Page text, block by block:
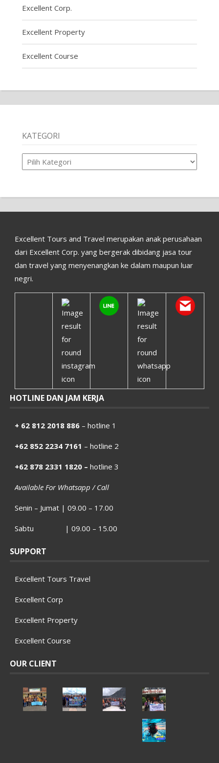
Excellent Corp.
Excellent Property
Excellent Course
KATEGORI
Kategori
Excellent Tours and Travel merupakan anak perusahaan
dari Excellent Corp. yang bergerak dibidang jasa tour
dan travel yang menyenangkan ke dalam maupun luar
negri.
HOTLINE DAN JAM KERJA
+ 62 812 2018 886 – hotline 1
+62 852 2234 7161 – hotline 2
+62 878 2331 1820 – hotline 3
Available For Whatsapp / Call
Senin – Jumat | 09.00 – 17.00
Sabtu | 09.00 – 15.00
SUPPORT
Excellent Tours Travel
Excellent Corp
Excellent Property
Excellent Course
OUR CLIENT